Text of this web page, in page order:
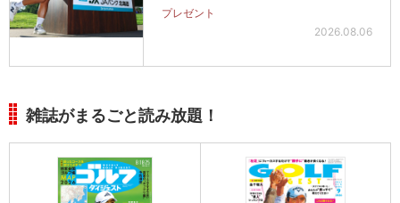
プレゼント
2026.08.06
雑誌がまるごと読み放題！